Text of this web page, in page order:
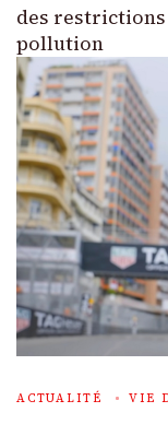
des
pollution
ACTUALITÉ VIE